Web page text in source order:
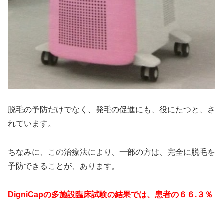
脱毛の予防だけでなく、発毛の促進にも、役にたつと、さ
れています。
ちなみに、この治療法により、一部の方は、完全に脱毛を
予防できることが、あります。
DigniCapの多施設臨床試験の結果では、患者の６６.３％